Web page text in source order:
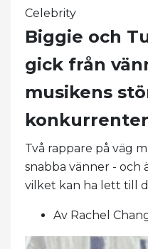
Celebrity
Biggie och
gick från
musikens
konkurrenter
Två rappare på väg
snabba vänner - och
vilket kan ha lett till
Av Rachel